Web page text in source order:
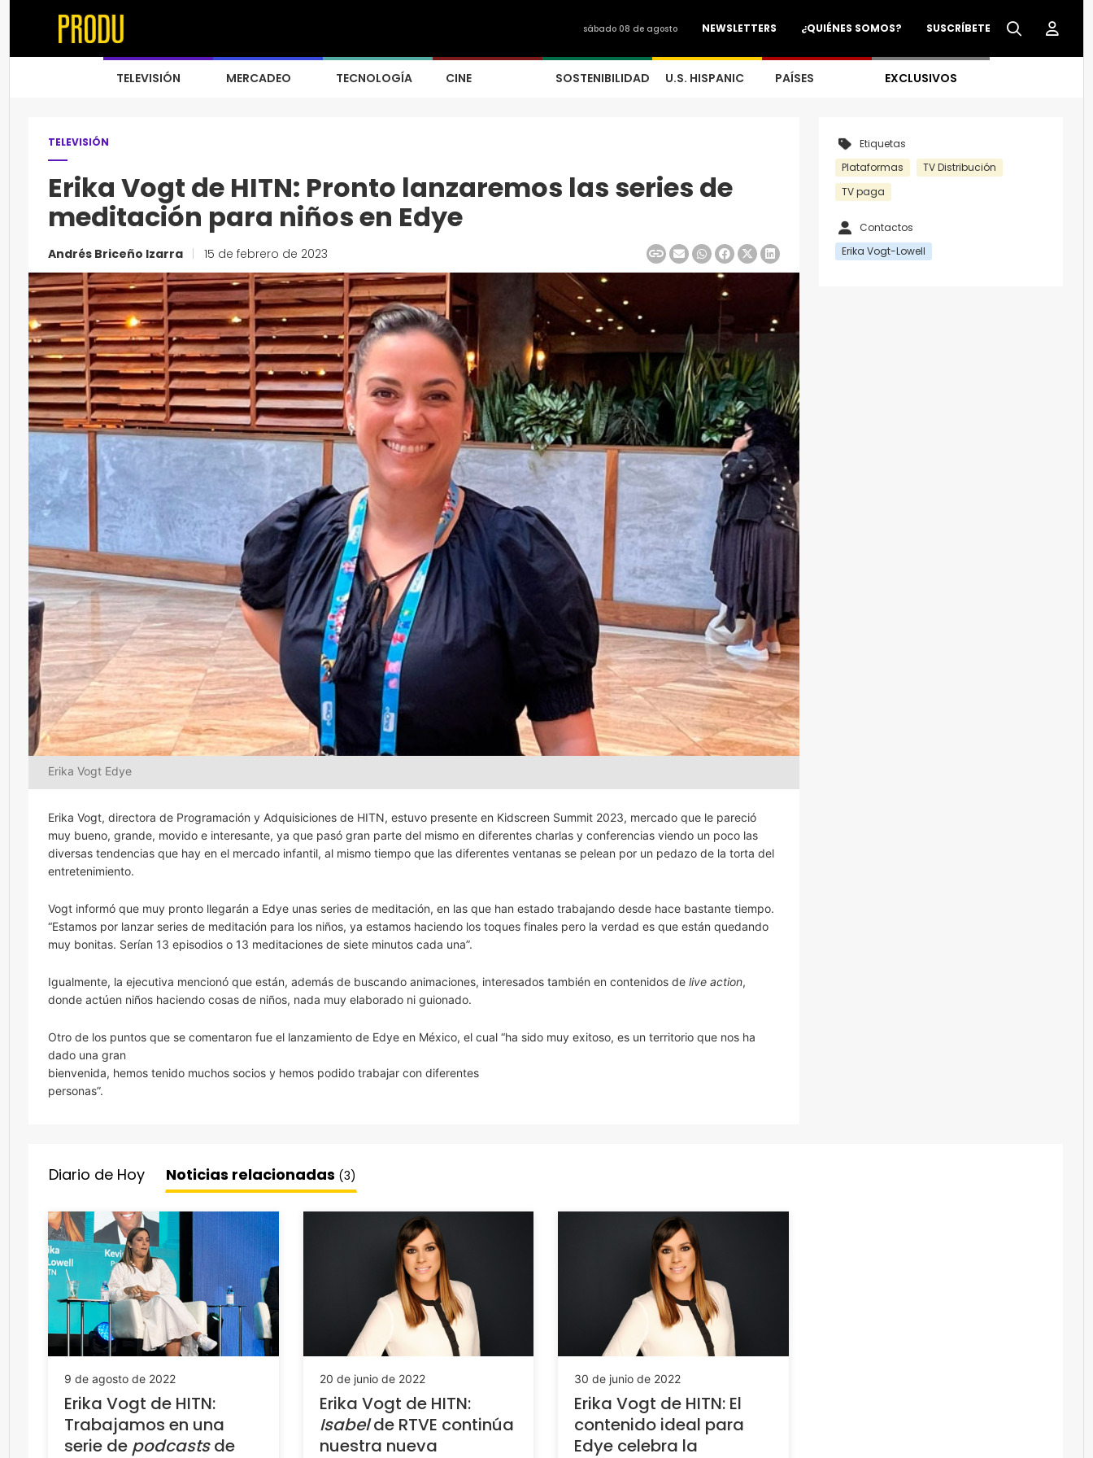
SUSCRÍBETE
¿QUIÉNES SOMOS?
NEWSLETTERS
sábado 08 de agosto
TELEVISIÓN MERCADEO TECNOLOGÍA CINE SOSTENIBILIDAD U.S. HISPANIC PAÍSES EXCLUSIVOS
TELEVISIÓN
Erika Vogt de HITN: Pronto lanzaremos las series de
meditación para niños en Edye
Andrés Briceño Izarra 15 de febrero de 2023
Erika Vogt Edye
Erika Vogt, directora de Programación y Adquisiciones de HITN, estuvo presente en Kidscreen Summit 2023, mercado que le pareció
muy bueno, grande, movido e interesante, ya que pasó gran parte del mismo en diferentes charlas y conferencias viendo un poco las
diversas tendencias que hay en el mercado infantil, al mismo tiempo que las diferentes ventanas se pelean por un pedazo de la torta del
entretenimiento.
Vogt informó que muy pronto llegarán a Edye unas series de meditación, en las que han estado trabajando desde hace bastante tiempo.
“Estamos por lanzar series de meditación para los niños, ya estamos haciendo los toques finales pero la verdad es que están quedando
muy bonitas. Serían 13 episodios o 13 meditaciones de siete minutos cada una”.
Igualmente, la ejecutiva mencionó que están, además de buscando animaciones, interesados también en contenidos de live action,
donde actúen niños haciendo cosas de niños, nada muy elaborado ni guionado.
Otro de los puntos que se comentaron fue el lanzamiento de Edye en México, el cual “ha sido muy exitoso, es un territorio que nos ha
dado una gran
bienvenida, hemos tenido muchos socios y hemos podido trabajar con diferentes
personas”.
Etiquetas
Plataformas
TV Distribución
TV paga
Contactos
Erika Vogt-Lowell
Diario de Hoy Noticias relacionadas (3)
9 de agosto de 2022
Erika Vogt de HITN:
Trabajamos en una
serie de podcastsde
20 de junio de 2022
Erika Vogt de HITN:
Isabelde RTVE continúa
nuestra nueva
30 de junio de 2022
Erika Vogt de HITN: El
contenido ideal para
Edye celebra la